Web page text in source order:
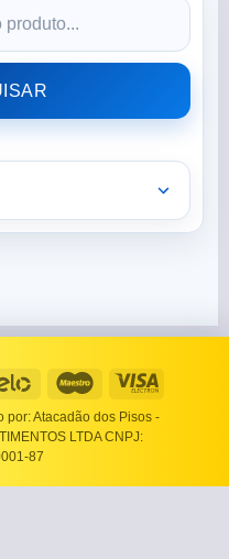
por: Atacadão dos Pisos -
LTDA CNPJ:
87